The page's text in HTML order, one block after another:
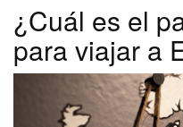
¿Cuál es el
para viajar a